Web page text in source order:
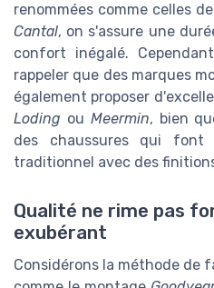
renommées comme celles de
Cantal, on s'assure une
confort inégalé.
rappeler que des marques
également proposer
Loding ou Meermin, bien
des chaussures qui font
traditionnel avec des
Qualité ne rime pas
exubérant
Considérons la méthode de